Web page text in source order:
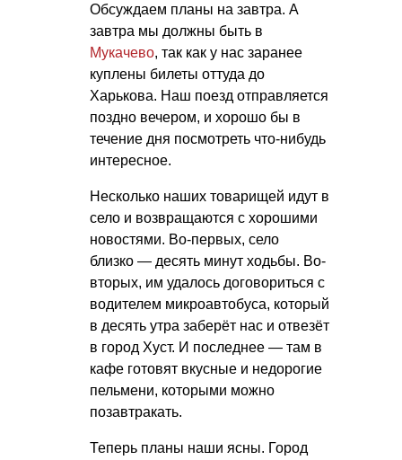
Обсуждаем планы на завтра. А
завтра мы должны быть в
Мукачево, так как у нас заранее
куплены билеты оттуда до
Харькова. Наш поезд отправляется
поздно вечером, и хорошо бы в
течение дня посмотреть что-нибудь
интересное.
Несколько наших товарищей идут в
село и возвращаются с хорошими
новостями. Во-первых, село
близко — десять минут ходьбы. Во-
вторых, им удалось договориться с
водителем микроавтобуса, который
в десять утра заберёт нас и отвезёт
в город Хуст. И последнее — там в
кафе готовят вкусные и недорогие
пельмени, которыми можно
позавтракать.
Теперь планы наши ясны. Город